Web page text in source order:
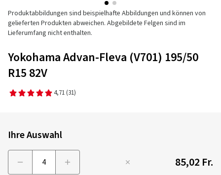
Produktabbildungen sind beispielhafte Abbildungen und können von
gelieferten Produkten abweichen. Abgebildete Felgen sind im
Lieferumfang nicht enthalten.
Yokohama Advan-Fleva (V701) 195/50
R15 82V
4,71 (31)
Ihre Auswahl
85,02 Fr.